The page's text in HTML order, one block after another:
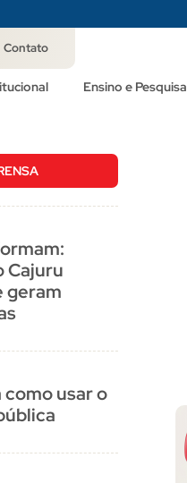
Contato
Ensino e Pesquisa
Cajuru
geram
usar o